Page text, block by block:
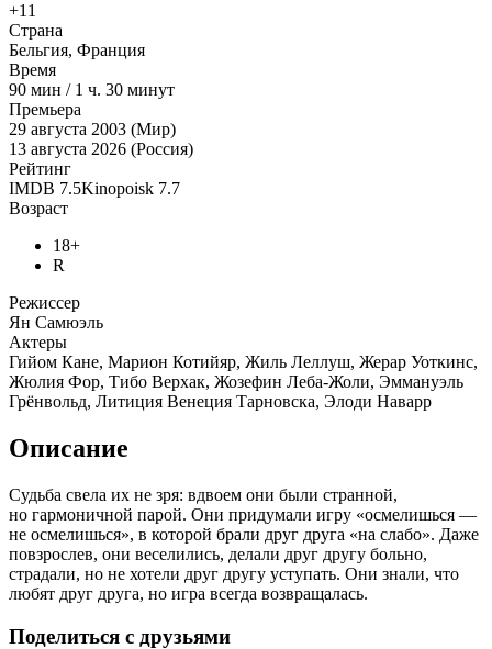
+11
Страна
Бельгия, Франция
Время
90 мин / 1 ч. 30 минут
Премьера
29 августа 2003 (Мир)
13 августа 2026 (Россия)
Рейтинг
IMDB 7.5Kinopoisk 7.7
Возраст
18+
R
Режиссер
Ян Самюэль
Актеры
Гийом Кане, Марион Котийяр, Жиль Леллуш, Жерар Уоткинс,
Жюлия Фор, Тибо Верхак, Жозефин Леба-Жоли, Эммануэль
Грёнвольд, Литиция Венеция Тарновска, Элоди Наварр
Описание
Судьба свела их не зря: вдвоем они были странной,
но гармоничной парой. Они придумали игру «осмелишься —
не осмелишься», в которой брали друг друга «на слабо». Даже
повзрослев, они веселились, делали друг другу больно,
страдали, но не хотели друг другу уступать. Они знали, что
любят друг друга, но игра всегда возвращалась.
Поделиться с друзьями